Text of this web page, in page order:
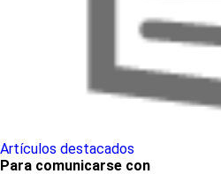
Artículos destacados
Para comunicarse con